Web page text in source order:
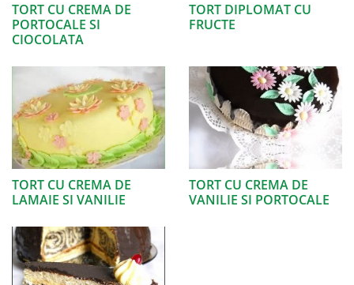
TORT CU CREMA DE
PORTOCALE SI
CIOCOLATA
TORT DIPLOMAT CU
FRUCTE
TORT CU CREMA DE
LAMAIE SI VANILIE
TORT CU CREMA DE
VANILIE SI PORTOCALE